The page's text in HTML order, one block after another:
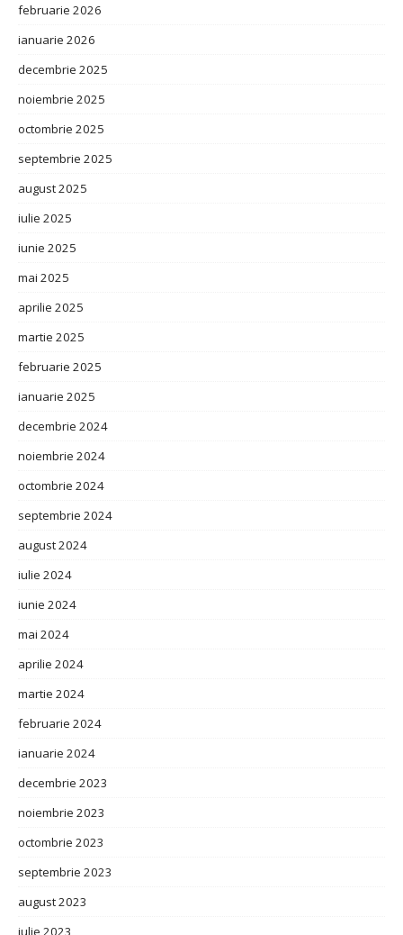
februarie 2026
ianuarie 2026
decembrie 2025
noiembrie 2025
octombrie 2025
septembrie 2025
august 2025
iulie 2025
iunie 2025
mai 2025
aprilie 2025
martie 2025
februarie 2025
ianuarie 2025
decembrie 2024
noiembrie 2024
octombrie 2024
septembrie 2024
august 2024
iulie 2024
iunie 2024
mai 2024
aprilie 2024
martie 2024
februarie 2024
ianuarie 2024
decembrie 2023
noiembrie 2023
octombrie 2023
septembrie 2023
august 2023
iulie 2023